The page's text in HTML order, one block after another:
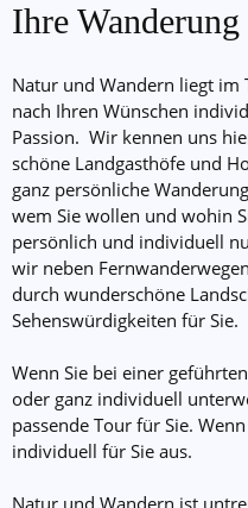
Ihre
Natur und Wandern liegt im
nach Ihren Wünschen
Passion. Wir kennen uns
schöne Landgasthöfe und
ganz persönliche
wem Sie wollen und wohin
persönlich und individuell
wir neben
durch wunderschöne
Sehenswürdigkeiten für Sie.
Wenn Sie bei einer
oder ganz individuell
passende Tour für Sie.
individuell für Sie aus.